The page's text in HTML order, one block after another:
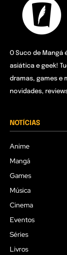
O Suco de
asiática e geek!
dramas, games e
novidades,
NOTÍCIAS
Anime
Mangá
Games
Música
Cinema
Eventos
Séries
Livros